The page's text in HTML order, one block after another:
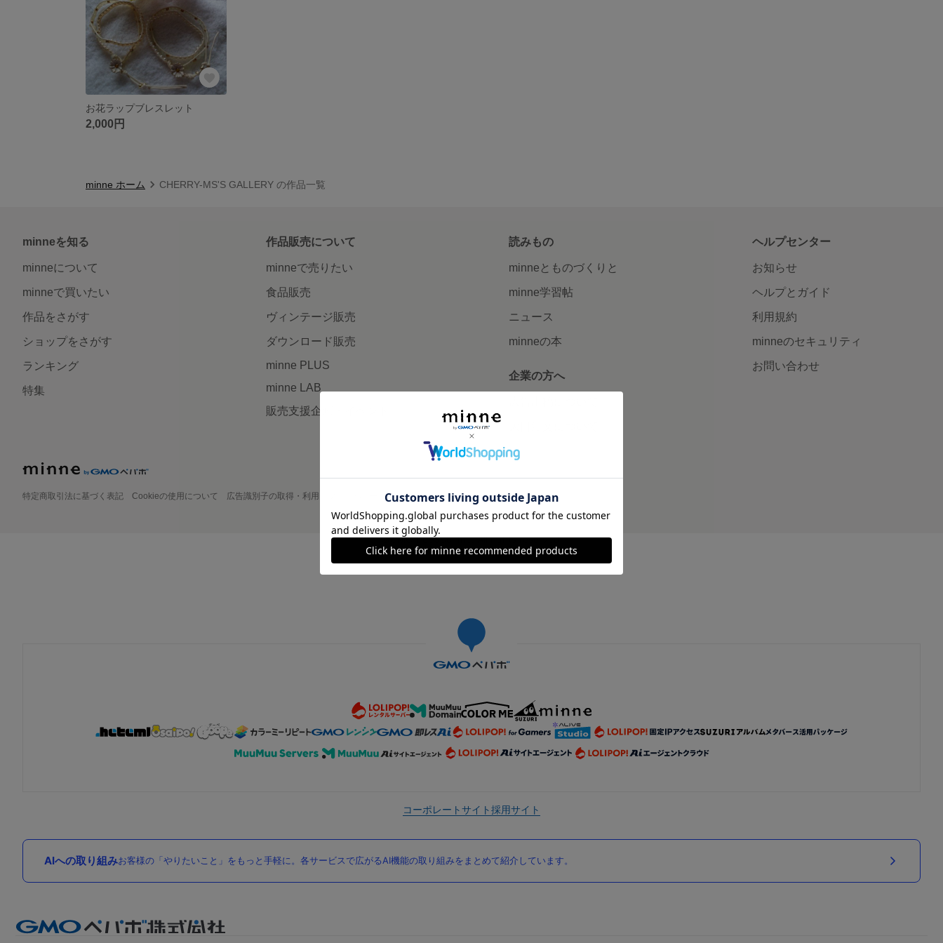
お花ラップブレスレット
2,000円
minne ホーム CHERRY-MS'S GALLERY の作品一覧
minneを知る
minneについて
minneで買いたい
作品をさがす
ショップをさがす
ランキング
特集
作品販売について
minneで売りたい
食品販売
ヴィンテージ販売
ダウンロード販売
minne PLUS
minne LAB
販売支援企画・イベント
読みもの
minneとものづくりと
minne学習帖
ニュース
minneの本
企業の方へ
ヘルプセンター
お知らせ
ヘルプとガイド
利用規約
minneのセキュリティ
お問い合わせ
特定商取引法に基づく表記 Cookieの使用について 広告識別子の取得・利用 プライバシーポリシー 会社概要 採用情報 メディアキット
©GMO Pepabo, Inc. All rights reserved.
コーポレートサイト採用サイト
AIへの取り組みお客様の「やりたいこと」をもっと手軽に。各サービスで広がるAI機能の取り組みをまとめて紹介しています。